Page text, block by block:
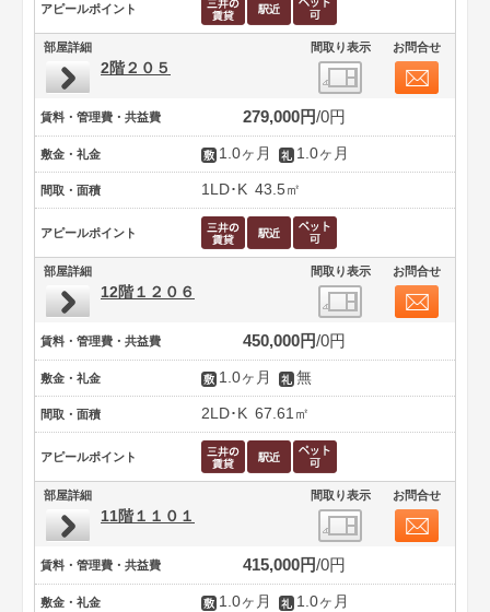
アピールポイント
部屋詳細 間取り表示 お問合せ
2階２０５
賃料・管理費・共益費 279,000円 0円
敷金・礼金 1.0ヶ月 1.0ヶ月
間取・面積 1LD･K 43.5㎡
アピールポイント
部屋詳細 間取り表示 お問合せ
12階１２０６
賃料・管理費・共益費 450,000円 0円
敷金・礼金 1.0ヶ月 無
間取・面積 2LD･K 67.61㎡
アピールポイント
部屋詳細 間取り表示 お問合せ
11階１１０１
賃料・管理費・共益費 415,000円 0円
敷金・礼金 1.0ヶ月 1.0ヶ月